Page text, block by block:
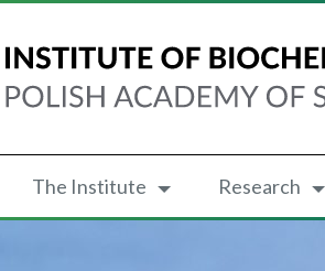
The Institute Research